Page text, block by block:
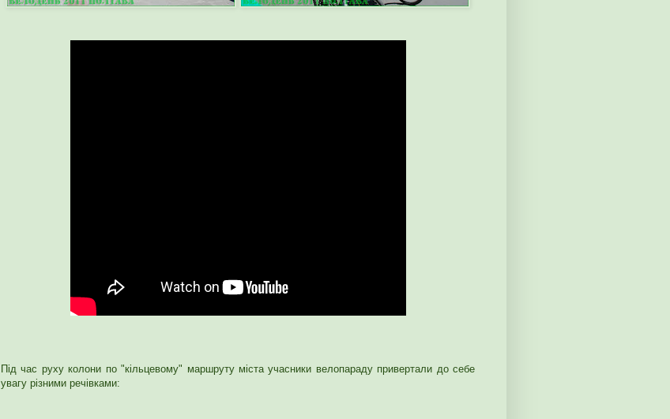
Під час руху колони по "кільцевому" маршруту міста учасники велопараду привертали до себе
увагу різними речівками: